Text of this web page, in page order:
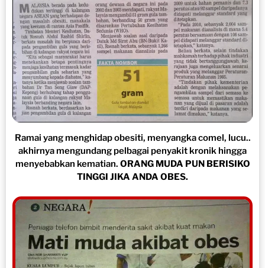
Ramai yang menghidap obesiti, menyangka comel, lucu..
akhirnya mengundang pelbagai penyakit kronik hingga
menyebabkan kematian. ORANG MUDA PUN BERISIKO
TINGGI JIKA ANDA OBES.